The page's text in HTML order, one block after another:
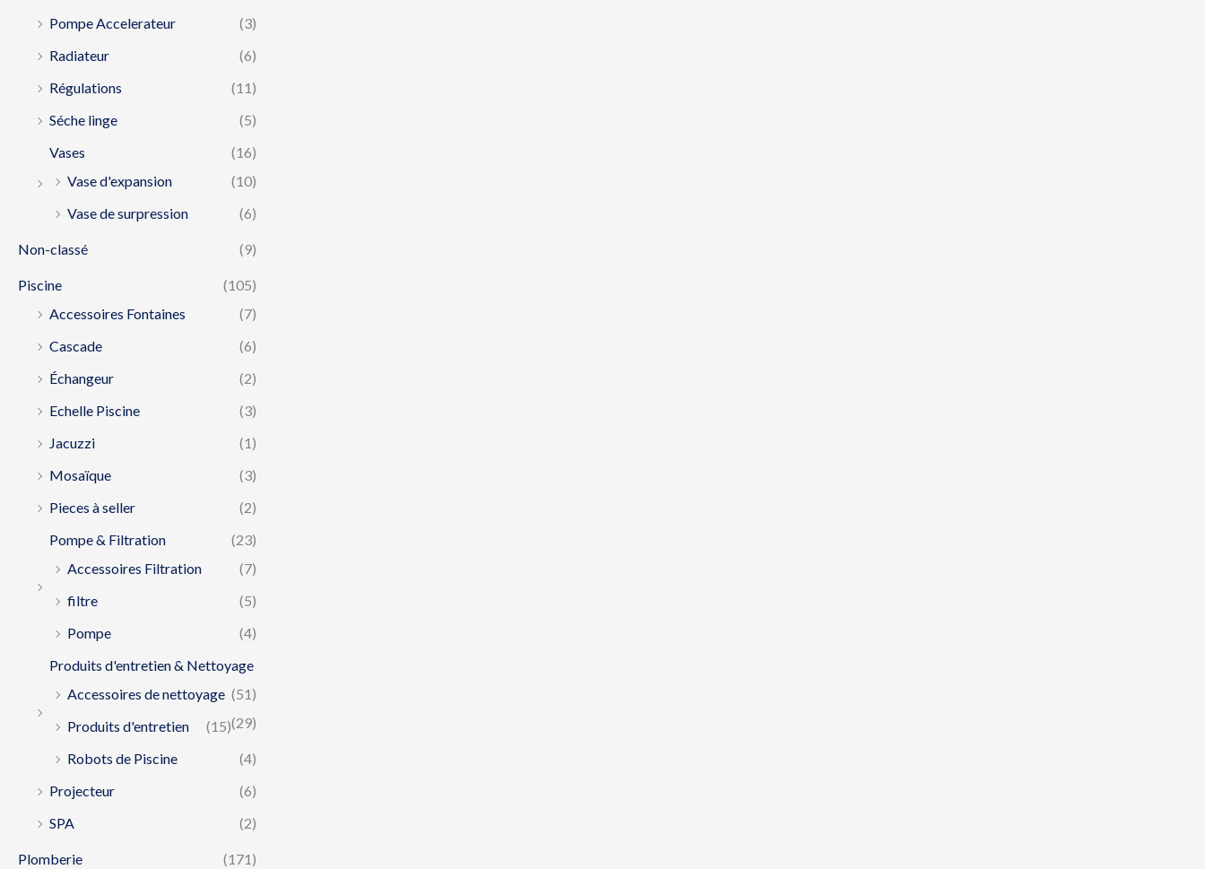
Pompe Accelerateur
(3)
Radiateur
(6)
Régulations
(11)
Séche linge
(5)
Vases
(16)
Vase d'expansion
(10)
Vase de surpression
(6)
Non-classé (9)
Piscine
(105)
Accessoires Fontaines
(7)
Cascade
(6)
Échangeur
(2)
Echelle Piscine
(3)
Jacuzzi
(1)
Mosaïque
(3)
Pieces à seller
(2)
Pompe & Filtration
(23)
Accessoires Filtration
(7)
filtre
(5)
Pompe
(4)
Produits d'entretien & Nettoyage
(51)
Accessoires de nettoyage
(29)
Produits d'entretien
(15)
Robots de Piscine
(4)
Projecteur
(6)
SPA
(2)
Plomberie
(171)